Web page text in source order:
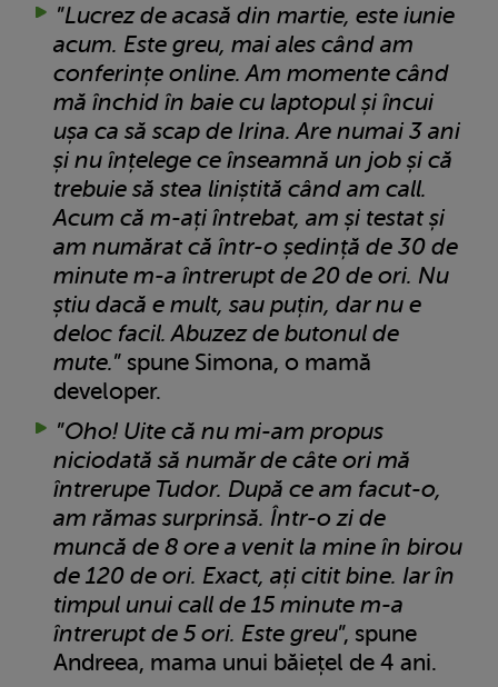
”Lucrez de acasă din martie, este iunie
acum. Este greu, mai ales când am
conferințe online. Am momente când
mă închid în baie cu laptopul și încui
ușa ca să scap de Irina. Are numai 3 ani
și nu înțelege ce înseamnă un job și că
trebuie să stea liniștită când am call.
Acum că m-ați întrebat, am și testat și
am numărat că într-o ședință de 30 de
minute m-a întrerupt de 20 de ori. Nu
știu dacă e mult, sau puțin, dar nu e
deloc facil. Abuzez de butonul de
mute.” spune Simona, o mamă
developer.
”Oho! Uite că nu mi-am propus
niciodată să număr de câte ori mă
întrerupe Tudor. După ce am facut-o,
am rămas surprinsă. Într-o zi de
muncă de 8 ore a venit la mine în birou
de 120 de ori. Exact, ați citit bine. Iar în
timpul unui call de 15 minute m-a
întrerupt de 5 ori. Este greu”, spune
Andreea, mama unui băiețel de 4 ani.